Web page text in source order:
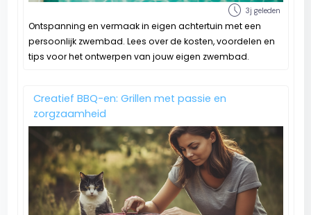
schedule 3j geleden
Ontspanning en vermaak in eigen achtertuin met een
persoonlijk zwembad. Lees over de kosten, voordelen en
tips voor het ontwerpen van jouw eigen zwembad.
Creatief BBQ-en: Grillen met passie en
zorgzaamheid